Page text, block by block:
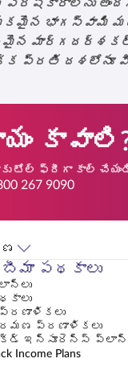
భాగస్వామి
మార్గదర్శకత్వం
ప్రతి దశలోనూ
టోల్ ఫ్రీగా కాల్
267 9090
పథకాలు
ప్రణాళికలు
ఇన్సూరెన్స్
Income Plans